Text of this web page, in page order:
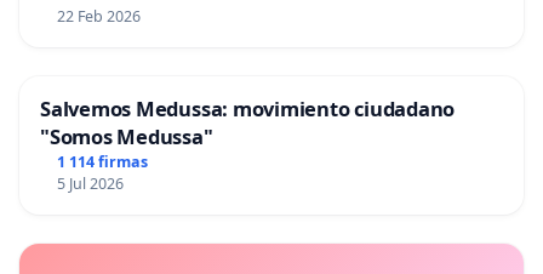
22 Feb 2026
Salvemos Medussa: movimiento ciudadano
"Somos Medussa"
1 114 firmas
5 Jul 2026